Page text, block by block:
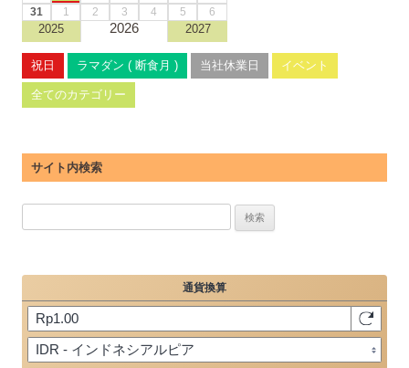
31
1 2 3 4 5 6
2025 2026 2027
祝日 ラマダン ( 断食月 ) 当社休業日 イベント
全てのカテゴリー
サイト内検索
索: